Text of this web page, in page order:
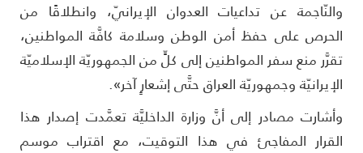
عن تداعيات العدوان الإيرانيّ، وانطلاقًا من
على حفظ أمن الوطن وسلامة كافَّة المواطنين،
منع سفر المواطنين إلى كلٍّ من الجمهوريّة الإسلاميّة
وجمهوريّة العراق حتَّى إشعارٍ آخر».
مصادر إلى أنَّ وزارة الداخليَّة تعمَّدت إصدار هذا
المفاجئ في هذا التوقيت، مع اقتراب موسم